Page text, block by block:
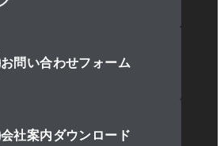
お問い合わせフォーム
会社案内ダウンロード